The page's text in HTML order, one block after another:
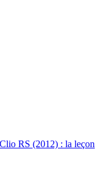
RS (2012) : la leçon